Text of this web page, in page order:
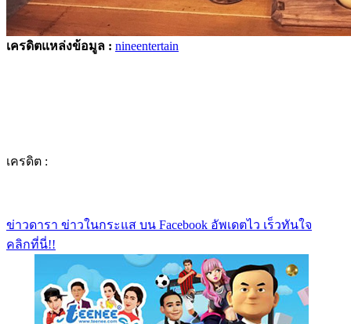
เครดิตแหล่งข้อมูล : nineentertain
เครดิต :
ข่าวดารา ข่าวในกระแส บน Facebook อัพเดตไว เร็วทันใจ
คลิกที่นี่!!